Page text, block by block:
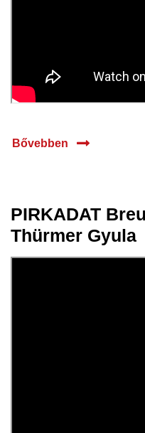
Bővebben
14 jan.
2025
PIRKADAT
Thürmer Gyula